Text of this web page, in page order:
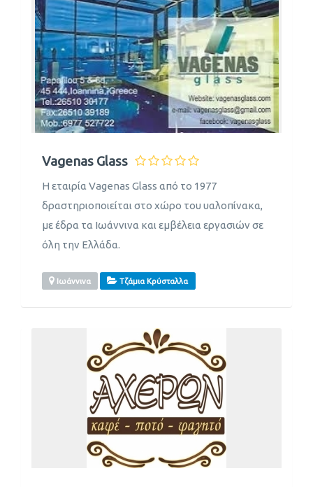
Vagenas Glass
Η εταιρία Vagenas Glass από το 1977
δραστηριοποιείται στο χώρο του υαλοπίνακα,
με έδρα τα Ιωάννινα και εμβέλεια εργασιών σε
όλη την Ελλάδα.
Ιωάννινα Τζάμια Κρύσταλλα